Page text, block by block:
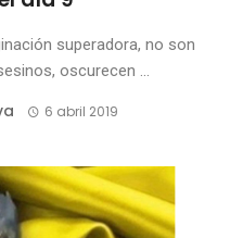
superadora, no son
oscurecen ...
6 abril 2019